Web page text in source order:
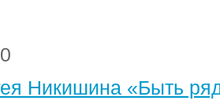
Никишина «Быть